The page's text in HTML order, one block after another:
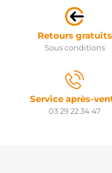
Retours gratuits
Sous conditions
Service après-
03 29 22 34 47